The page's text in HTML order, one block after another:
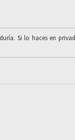
Si lo haces en